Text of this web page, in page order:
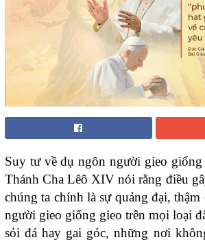
Suy tư về dụ ngôn người gieo
Thánh Cha Lêô XIV nói rằng điều
chúng ta chính là sự quảng đại,
người gieo giống gieo trên mọi loại
sỏi đá hay gai góc, những nơi